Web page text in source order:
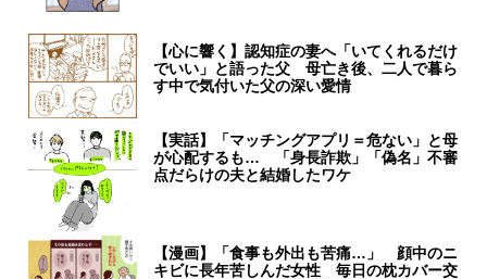
【心に響く】認知症の妻へ「いてくれるだけ
でいい」と語った父 母亡き後、二人で暮ら
す中で気付いた父の深い愛情
【実話】「マッチングアプリ＝危ない」と母
が心配するも… 「身長詐欺」「偽名」不審
点だらけの夫と結婚したワケ
【漫画】「食事も外出も苦痛…」 顔中のニ
キビに長年苦しんだ女性 毎日の枕カバー交